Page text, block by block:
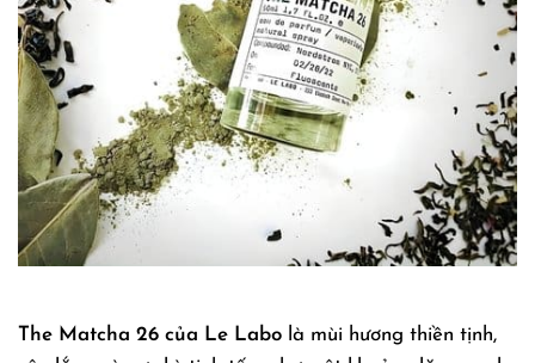
The Matcha 26 của Le Labo là mùi hương thiền tịnh,